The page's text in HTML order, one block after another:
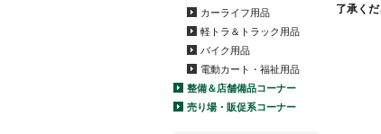
カーライフ用品
軽トラ＆トラック用品
バイク用品
電動カート・福祉用品
整備＆店舗備品コーナー
売り場・販促系コーナー
了承くだ